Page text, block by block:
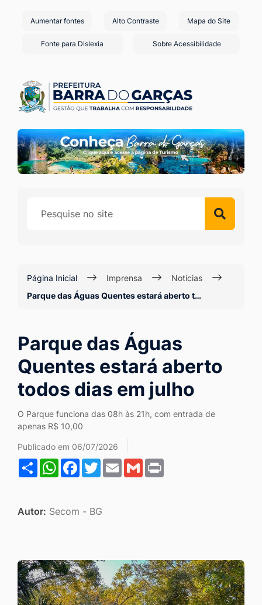
de
atalhos
links
de
acessibilidade
para
[alt+1]
Ir
para
o
menu
[alt+2]
para
[alt+4]
Aumentar fontes Alto Contraste Mapa do Site
Fonte para Dislexia Sobre Acessibilidade
Página Inicial Imprensa
Notícias
Parque das Águas Quentes estará aberto t…
Parque das Águas
Quentes estará aberto
todos dias em julho
O Parque funciona das 08h às 21h, com entrada de
apenas R$ 10,00
Publicado em 06/07/2026
ShareWhatsApp
Facebook
Twitter
EmailGmail
Autor: Secom - BG